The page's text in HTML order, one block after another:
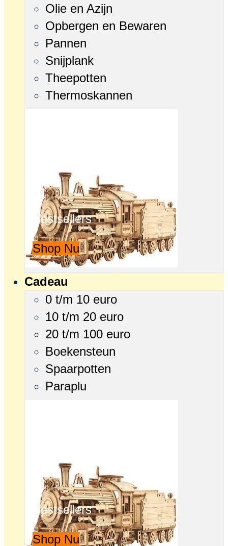
Olie en Azijn
Opbergen en Bewaren
Pannen
Snijplank
Theepotten
Thermoskannen
Bestsellers
Shop Nu
Cadeau
0 t/m 10 euro
10 t/m 20 euro
20 t/m 100 euro
Boekensteun
Spaarpotten
Paraplu
Bestsellers
Shop Nu